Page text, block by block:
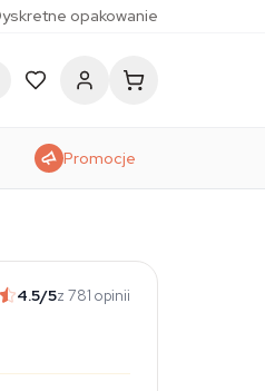
opakowanie
Promocje
4.5/5z 781 opinii